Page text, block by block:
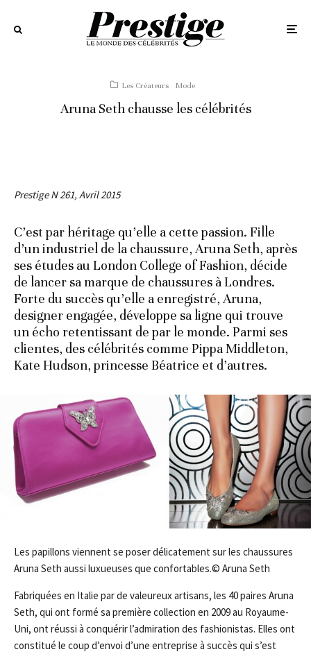
Les Créateurs Mode
Aruna Seth chausse les célébrités
Prestige N 261, Avril 2015
C’est par héritage qu’elle a cette passion. Fille
d’un industriel de la chaussure, Aruna Seth, après
ses études au London College of Fashion, décide
de lancer sa marque de chaussures à Londres.
Forte du succès qu’elle a enregistré, Aruna,
designer engagée, développe sa ligne qui trouve
un écho retentissant de par le monde. Parmi ses
clientes, des célébrités comme Pippa Middleton,
Kate Hudson, princesse Béatrice et d’autres.
Les papillons viennent se poser délicatement sur les chaussures
Aruna Seth aussi luxueuses que confortables.© Aruna Seth
Fabriquées en Italie par de valeureux artisans, les 40 paires Aruna
Seth, qui ont formé sa première collection en 2009 au Royaume-
Uni, ont réussi à conquérir l’admiration des fashionistas. Elles ont
constitué le coup d’envoi d’une entreprise à succès qui s’est